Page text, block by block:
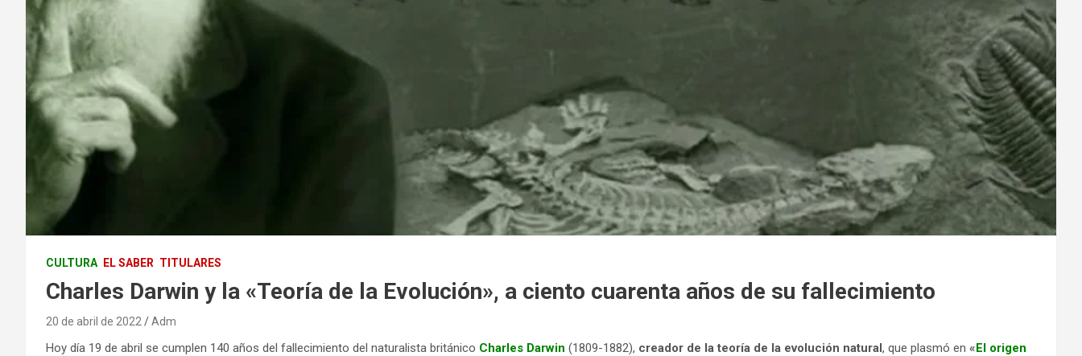
CULTURA EL SABER TITULARES
Charles Darwin y la «Teoría de la Evolución», a ciento cuarenta años de su fallecimiento
20 de abril de 2022 Adm
Hoy día 19 de abril se cumplen 140 años del fallecimiento del naturalista británico Charles Darwin (1809-1882), creador de la teoría de la evolución natural, que plasmó en «El origen